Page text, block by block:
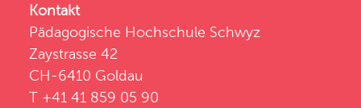
Kontakt
Pädagogische Hochschule Schwyz
Zaystrasse 42
CH-6410 Goldau
T +41 41 859 05 90